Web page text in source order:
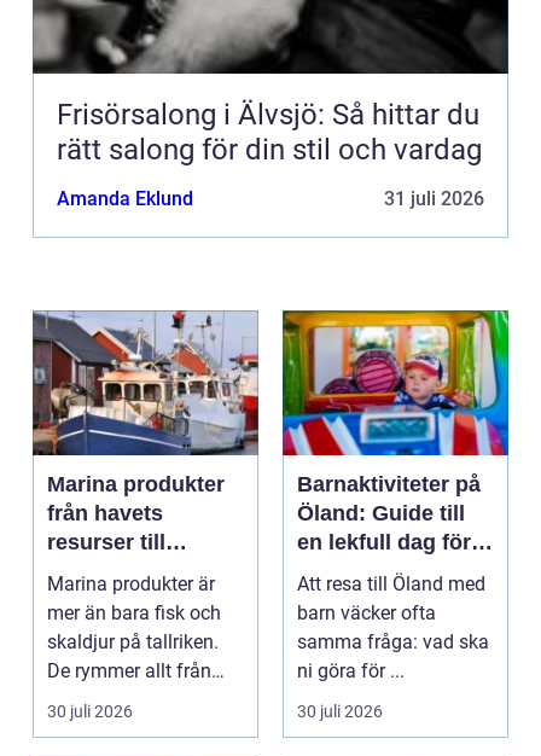
Frisörsalong i Älvsjö: Så hittar du
rätt salong för din stil och vardag
Amanda Eklund 31 juli 2026
Marina produkter
från havets
resurser till
hållbara
upplevelser
Marina produkter är
mer än bara fisk och
skaldjur på tallriken.
De rymmer allt från
mat och hälsa ti...
30 juli 2026
Barnaktiviteter på
Öland: Guide till
en lekfull dag för
hela familjen
Att resa till Öland med
barn väcker ofta
samma fråga: vad ska
ni göra för ...
30 juli 2026